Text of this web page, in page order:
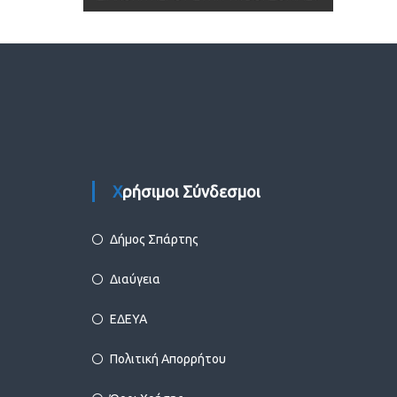
Χρήσιμοι Σύνδεσμοι
Δήμος Σπάρτης
Διαύγεια
ΕΔΕΥΑ
Πολιτική Απορρήτου